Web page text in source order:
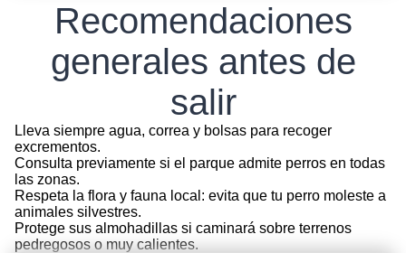
Recomendaciones
generales antes de
salir
Lleva siempre agua, correa y bolsas para recoger
excrementos.
Consulta previamente si el parque admite perros en todas
las zonas.
Respeta la flora y fauna local: evita que tu perro moleste a
animales silvestres.
Protege sus almohadillas si caminará sobre terrenos
pedregosos o muy calientes.